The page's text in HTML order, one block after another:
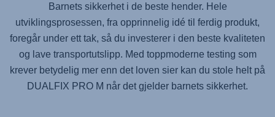
Barnets sikkerhet i de beste hender. Hele
utviklingsprosessen, fra opprinnelig idé til ferdig produkt,
foregår under ett tak, så du investerer i den beste kvaliteten
og lave transportutslipp. Med toppmoderne testing som
krever betydelig mer enn det loven sier kan du stole helt på
DUALFIX PRO M når det gjelder barnets sikkerhet.